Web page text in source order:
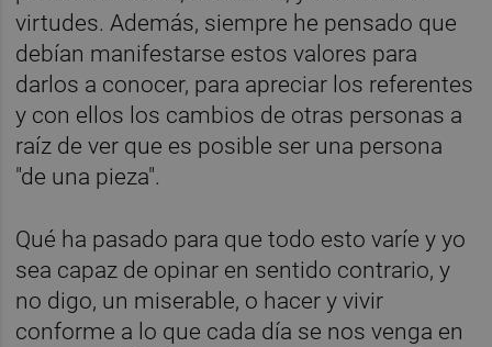
virtudes. Además, siempre he pensado que
debían manifestarse estos valores para
darlos a conocer, para apreciar los referentes
y con ellos los cambios de otras personas a
raíz de ver que es posible ser una persona
"de una pieza".
Qué ha pasado para que todo esto varíe y yo
sea capaz de opinar en sentido contrario, y
no digo, un miserable, o hacer y vivir
conforme a lo que cada día se nos venga en